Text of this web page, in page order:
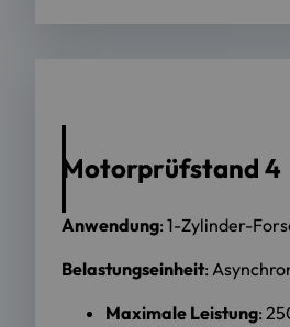
Motorprüfstand 4
Anwendung: 1-Zylinder-
Belastungseinheit:
Maximale Leistung: